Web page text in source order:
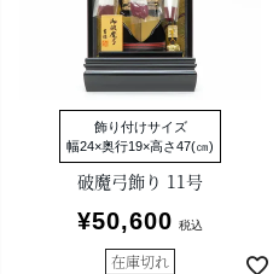
飾り付けサイズ
幅24×奥行19×高さ47(㎝)
破魔弓飾り 11号
¥50,600 税込
在庫切れ